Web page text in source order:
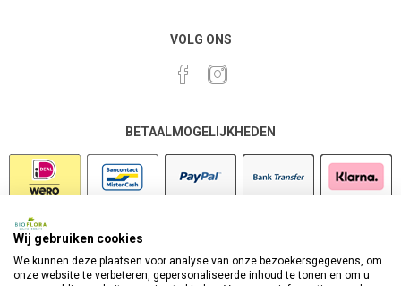
VOLG ONS
BETAALMOGELIJKHEDEN
Wij gebruiken cookies
We kunnen deze plaatsen voor analyse van onze bezoekersgegevens, om
onze website te verbeteren, gepersonaliseerde inhoud te tonen en om u